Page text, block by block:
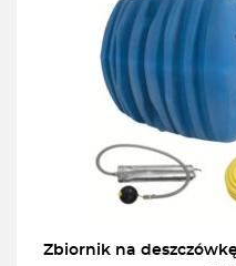
Zbiornik na